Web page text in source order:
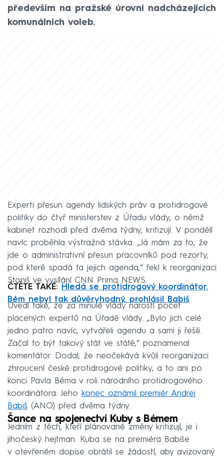
především na pražské úrovni nadcházejících
komunálních voleb.
Experti přesun agendy lidských práv a protidrogové
politiky do čtyř ministerstev z Úřadu vlády, o němž
kabinet rozhodl před dvěma týdny, kritizují. V pondělí
navíc proběhla výstražná stávka. „Já mám za to, že
jde o administrativní přesun pracovníků pod rezorty,
pod které spadá ta jejich agenda,“ řekl k reorganizaci
Stoniš ve vysílání CNN Prima NEWS.
ČTĚTE TAKÉ:
Hledá se protidrogový koordinátor.
Bém nebyl tak důvěryhodný, prohlásil Babiš
Uvedl také, že za minulé vlády narostl počet
placených expertů na Úřadě vlády. „Bylo jich celé
jedno patro navíc, vytvářeli agendu a sami ji řešili.
Začal to být takový stát ve státě,“ poznamenal
komentátor. Dodal, že neočekává kvůli reorganizaci
zhroucení české protidrogové politiky, a to ani po
konci Pavla Béma v roli národního protidrogového
koordinátora. Jeho konec oznámil premiér Andrej
Babiš (ANO) před dvěma týdny.
Šance na spojenectví Kuby s Bémem
Jedním z těch, kteří plánované změny kritizují, je i
jihočeský hejtman. Kuba se na premiéra Babiše
v otevřeném dopise obrátil se žádostí, aby avizovaný